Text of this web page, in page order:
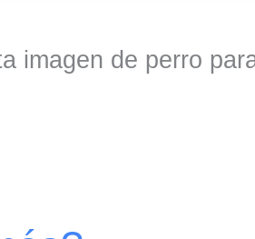
imagen de perro